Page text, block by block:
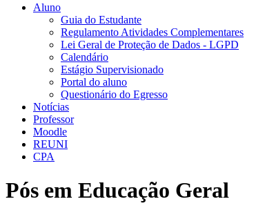
Aluno
Guia do Estudante
Regulamento Atividades Complementares
Lei Geral de Proteção de Dados - LGPD
Calendário
Estágio Supervisionado
Portal do aluno
Questionário do Egresso
Notícias
Professor
Moodle
REUNI
CPA
Pós em Educação Geral